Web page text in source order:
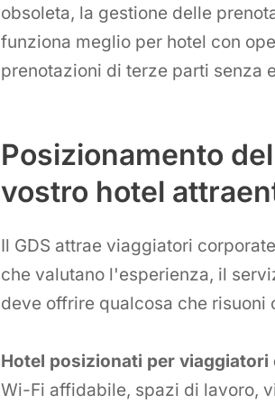
obsoleta, la gestione delle
funziona meglio per hotel con
prenotazioni di terze parti senza
Posizionamento
vostro hotel
Il GDS attrae viaggiatori
che valutano l'esperienza, il
deve offrire qualcosa che risuoni
Hotel posizionati per
Wi-Fi affidabile, spazi di lavoro,